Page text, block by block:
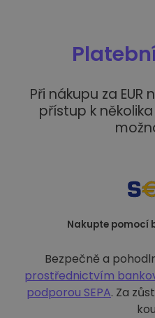
Při nákupu za
přístup k
Nakupte pomocí
Bezpečně a
prostřednictvím
podporou SEPA. Za